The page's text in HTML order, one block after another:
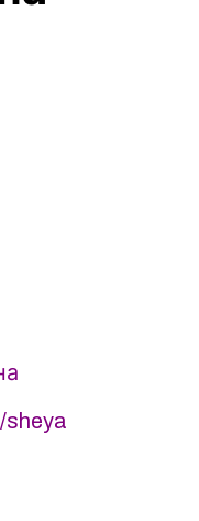
sheya